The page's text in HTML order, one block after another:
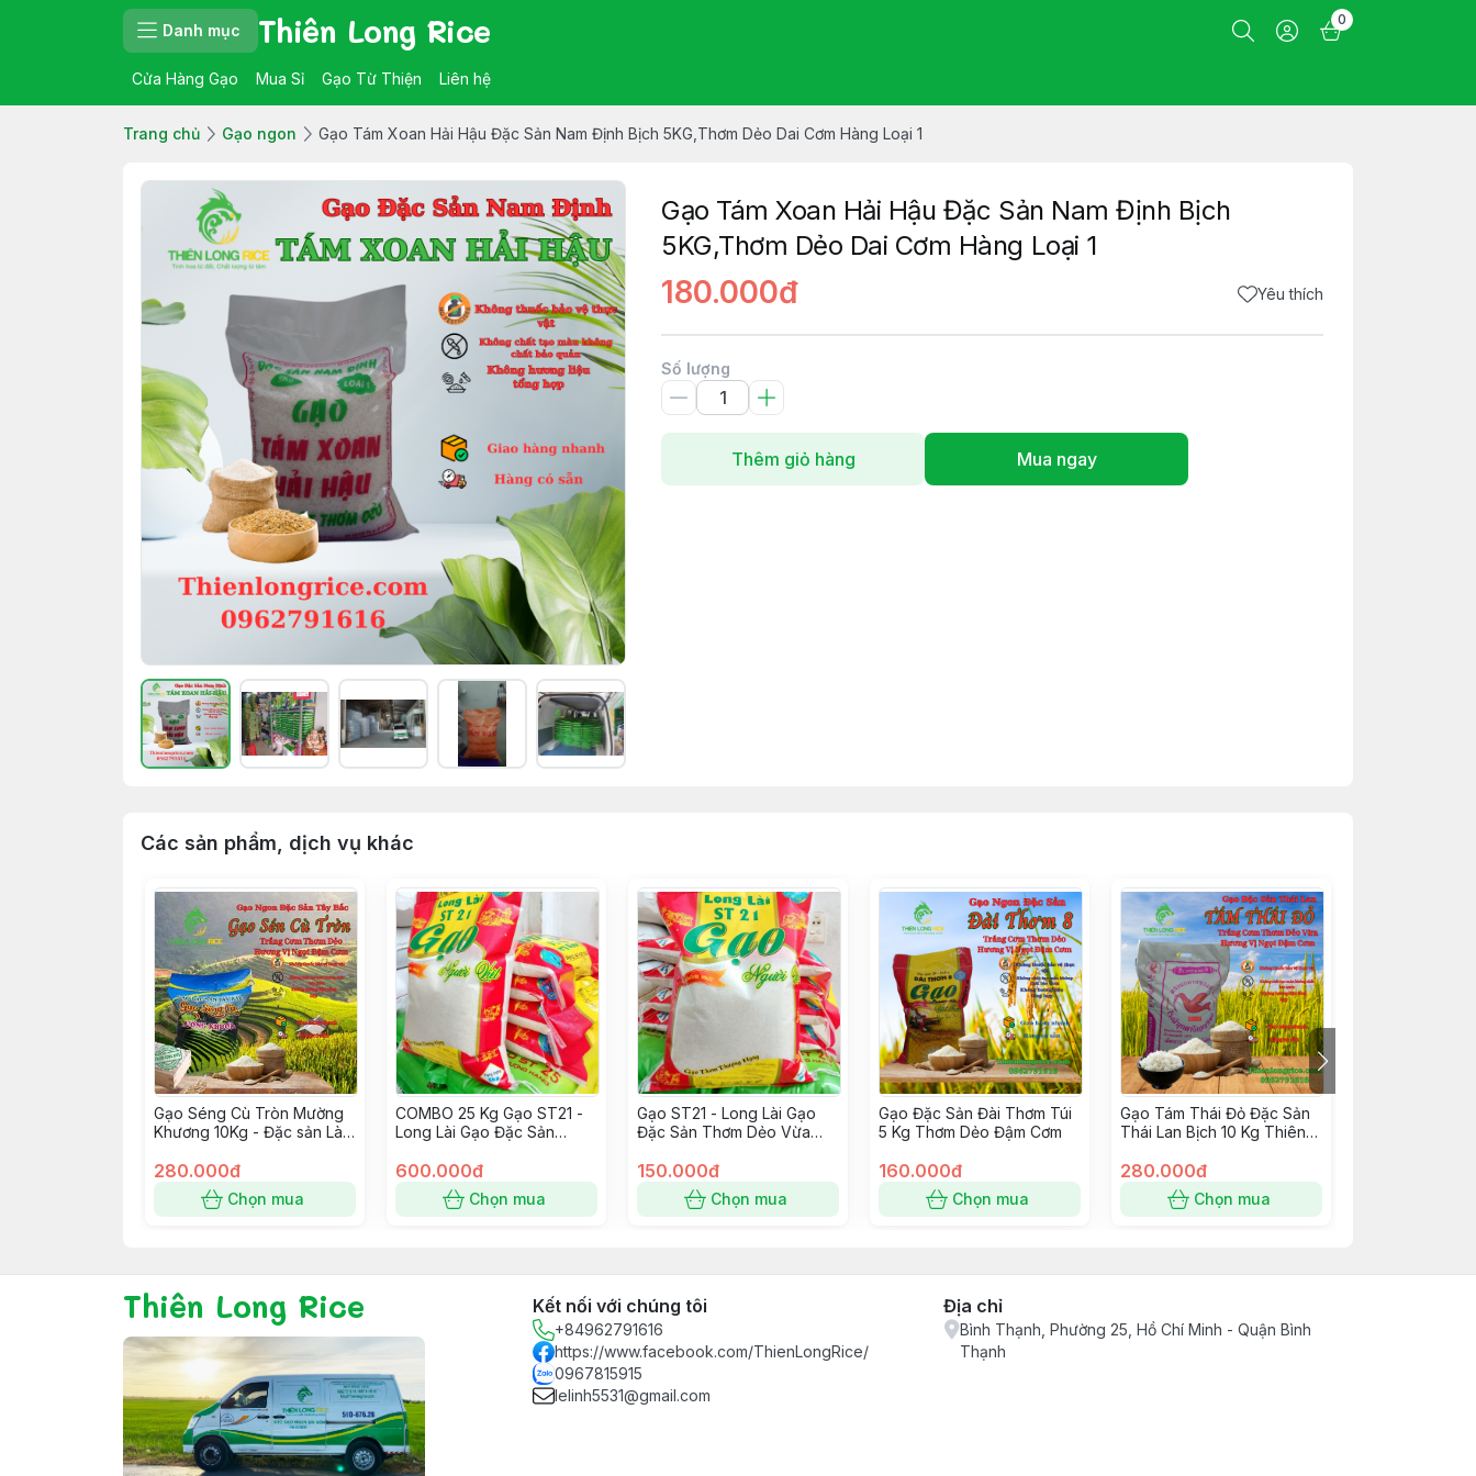
Danh mục Thiên Long Rice 0
Cửa Hàng Gạo Mua Sỉ Gạo Từ Thiện Liên hệ
Trang chủ Gạo ngon Gạo Tám Xoan Hải Hậu Đặc Sản Nam Định Bịch 5KG,Thơm Dẻo Dai Cơm Hàng Loại 1
Gạo Tám Xoan Hải Hậu Đặc Sản Nam Định Bịch
5KG,Thơm Dẻo Dai Cơm Hàng Loại 1
180.000đ Yêu thích
Số lượng
Thêm giỏ hàng Mua ngay
Các sản phẩm, dịch vụ khác
Gạo Séng Cù Tròn Mường
Khương 10Kg - Đặc sản Lào
280.000đ
Chọn mua
COMBO 25 Kg Gạo ST21 -
Long Lài Gạo Đặc Sản
600.000đ
Chọn mua
Gạo ST21 - Long Lài Gạo
Đặc Sản Thơm Dẻo Vừa
150.000đ
Chọn mua
Gạo Đặc Sản Đài Thơm Túi
5 Kg Thơm Dẻo Đậm Cơm
160.000đ
Chọn mua
Gạo Tám Thái Đỏ Đặc Sản
Thái Lan Bịch 10 Kg Thiên
Trắng Cơm Thơm Dẻo Vừa
Đậm Cơm
280.000đ
Chọn mua
Thiên Long Rice Kết nối với chúng tôi
+84962791616
https://www.facebook.com/ThienLongRice/
0967815915
lelinh5531@gmail.com
Địa chỉ
Bình Thạnh, Phường 25, Hồ Chí Minh - Quận Bình
Thạnh